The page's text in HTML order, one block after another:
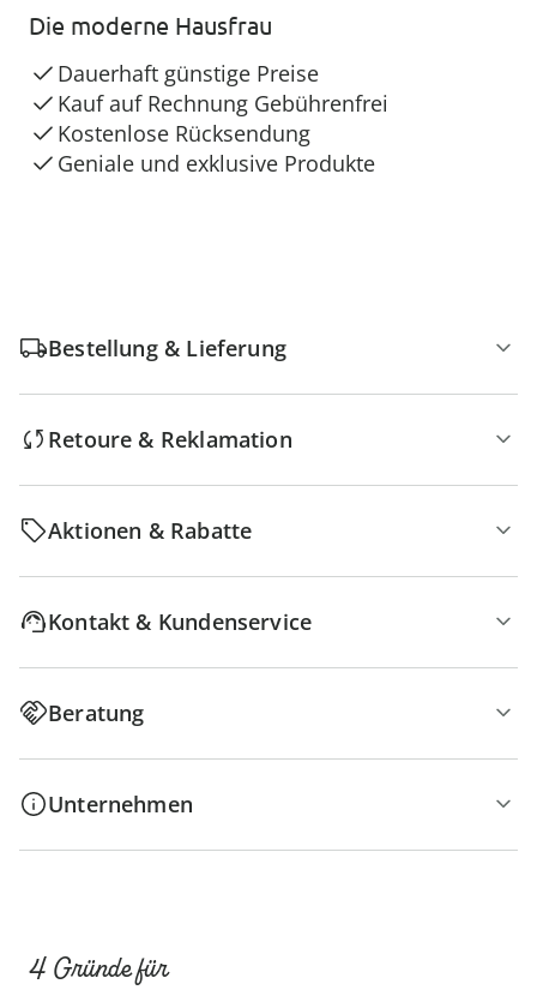
Die moderne Hausfrau
Dauerhaft günstige Preise
Kauf auf Rechnung Gebührenfrei
Kostenlose Rücksendung
Geniale und exklusive Produkte
Bestellung & Lieferung
Retoure & Reklamation
Aktionen & Rabatte
Kontakt & Kundenservice
Beratung
Unternehmen
4 Gründe für